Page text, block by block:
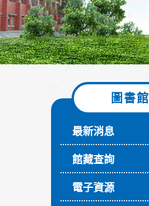
:::
圖書館
最新消息
館藏查詢
電子資源